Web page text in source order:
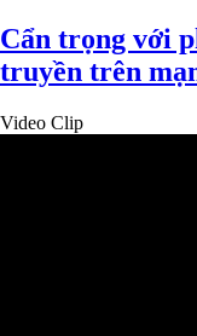
Cẩn trọng với
truyền trên
Video Clip